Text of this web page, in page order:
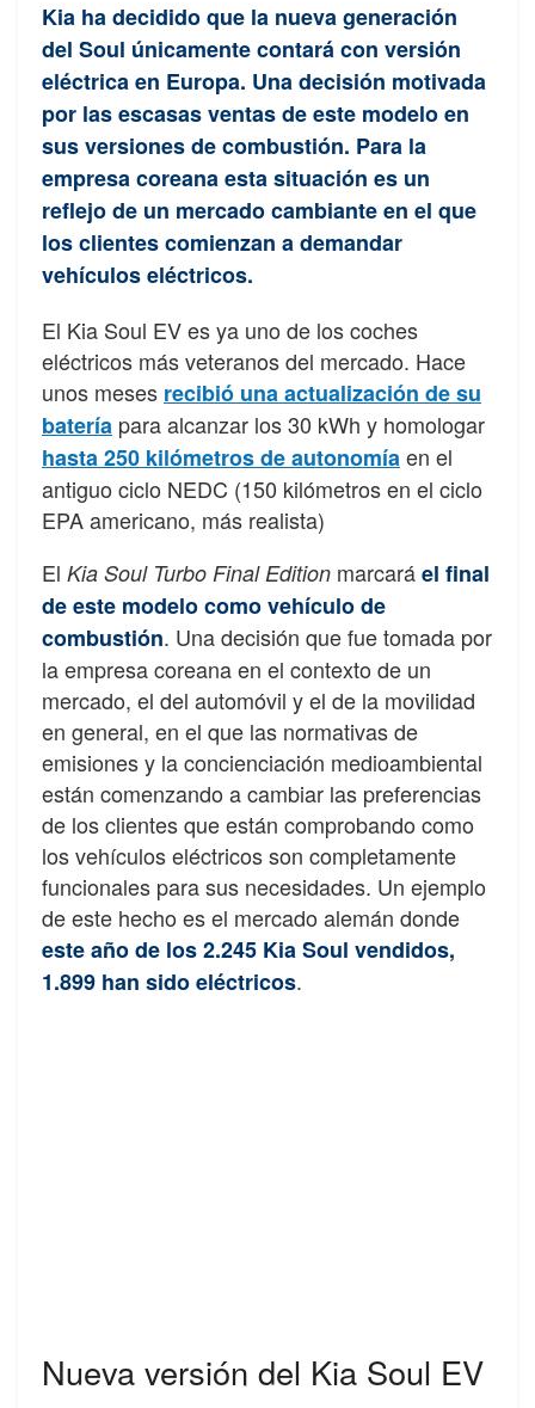
Kia ha decidido que la nueva generación
del Soul únicamente contará con versión
eléctrica en Europa. Una decisión motivada
por las escasas ventas de este modelo en
sus versiones de combustión. Para la
empresa coreana esta situación es un
reflejo de un mercado cambiante en el que
los clientes comienzan a demandar
vehículos eléctricos.
El Kia Soul EV es ya uno de los coches
eléctricos más veteranos del mercado. Hace
unos meses recibió una actualización de su
batería para alcanzar los 30 kWh y homologar
hasta 250 kilómetros de autonomíaen el
antiguo ciclo NEDC (150 kilómetros en el ciclo
EPA americano, más realista)
El Kia Soul Turbo Final Edition marcaráel final
de este modelo como vehículo de
combustión. Una decisión que fue tomada por
la empresa coreana en el contexto de un
mercado, el del automóvil y el de la movilidad
en general, en el que las normativas de
emisiones y la concienciación medioambiental
están comenzando a cambiar las preferencias
de los clientes que están comprobando como
los vehículos eléctricos son completamente
funcionales para sus necesidades. Un ejemplo
de este hecho es el mercado alemán donde
este año de los 2.245 Kia Soul vendidos,
1.899 han sido eléctricos.
Nueva versión del Kia Soul EV